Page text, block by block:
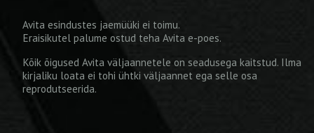
Avita esindustes jaemüüki ei toimu.
Eraisikutel palume ostud teha Avita e-poes.
Kõik õigused Avita väljaannetele on seadusega kaitstud. Ilma
kirjaliku loata ei tohi ühtki väljaannet ega selle osa
reprodutseerida.